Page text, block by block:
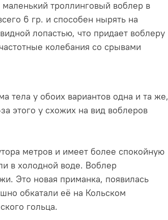
троллинговый воблер в
6 гр. и способен нырять на
лопастью, что придает воблеру
колебания со срывами
тела у обоих вариантов одна и та же,
этого у схожих на вид воблеров
метров и имеет более спокойную
в холодной воде. Воблер
Это новая приманка, появилась
обкатали её на Кольском
гольца.